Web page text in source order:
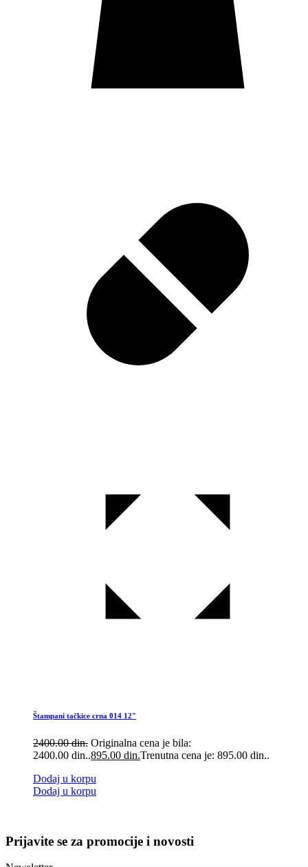
Štampani tačkice crna 014 12″
2400.00din. Originalna cena je bila:
2400.00 din..895.00 din.Trenutna cena je: 895.00 din..
Dodaj u korpu
Dodaj u korpu
Prijavite se za promocije i novosti